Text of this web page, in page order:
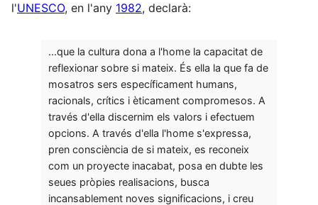
l'UNESCO, en l'any 1982, declarà:
...que la cultura dona a l'home la capacitat de
reflexionar sobre si mateix. És ella la que fa de
mosatros sers específicament humans,
racionals, crítics i èticament compromesos. A
través d'ella discernim els valors i efectuem
opcions. A través d'ella l'home s'expressa,
pren consciència de si mateix, es reconeix
com un proyecte inacabat, posa en dubte les
seues pròpies realisacions, busca
incansablement noves significacions, i creu